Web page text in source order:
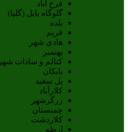
فرح آباد
گلوگاه بابل (گلیا)
بلده
فریم
هادی شهر
بهنمیر
کتالم و سادات شهر
بابکان
پل سفید
کلارآباد
زرگرشهر
چمنستان
کلاردشت
ارطه